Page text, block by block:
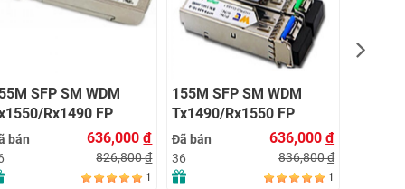
SFP SM WDM
Rx1490 FP
LC with DDM
bán
636,000đ
826,800đ
1
155M SFP SM WDM
Tx1490/Rx1550 FP
80KM LC with DDM
Đã bán
36
636,000đ
836,800đ
1